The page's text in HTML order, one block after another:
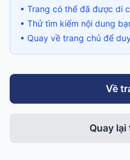
• Trang có thể đã được di
• Thử tìm kiếm nội dung
• Quay về trang chủ để
Về
Quay